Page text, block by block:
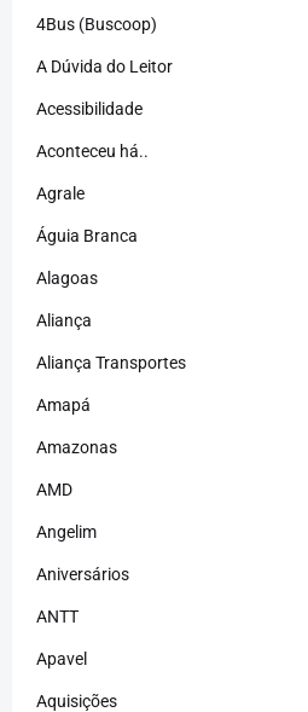
4Bus (Buscoop)
A Dúvida do Leitor
Acessibilidade
Aconteceu há..
Agrale
Águia Branca
Alagoas
Aliança
Aliança Transportes
Amapá
Amazonas
AMD
Angelim
Aniversários
ANTT
Apavel
Aquisições